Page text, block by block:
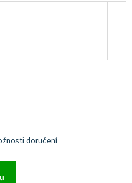
doručení